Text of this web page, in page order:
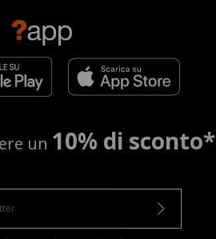
un 10% di sconto*